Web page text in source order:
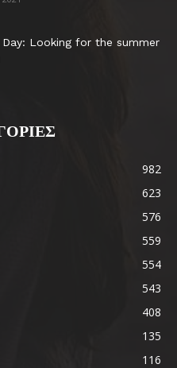
Looking for the summer
982
623
576
559
554
543
408
135
116